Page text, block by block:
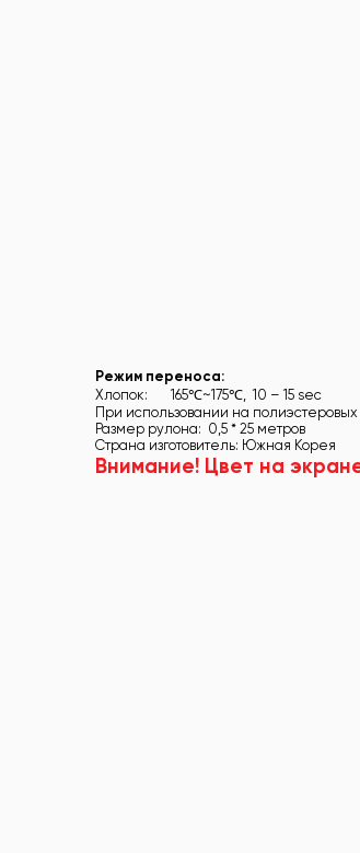
Режим переноса:
Хлопок: 165℃~175℃, 10 – 15 sec
При использовании на
Размер рулона: 0,5 * 25 метров
Страна изготовитель: Южная Корея
Внимание! Цвет на